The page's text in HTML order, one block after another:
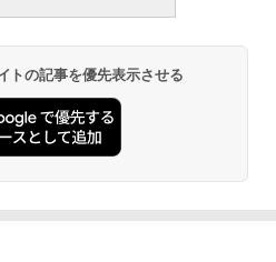
トの記事を優先表示させる